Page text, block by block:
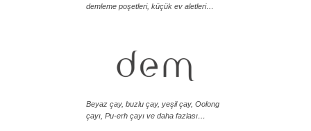
demleme poşetleri, küçük ev aletleri…
Beyaz çay, buzlu çay, yeşil çay, Oolong
çayı, Pu-erh çayı ve daha fazlası…